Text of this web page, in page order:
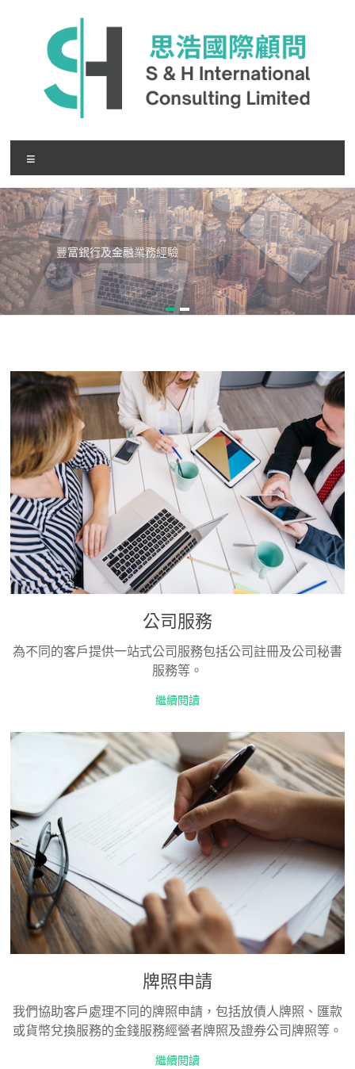
思
浩
國
際
顧
問
公
司
為
客
戶
提
供
公
司
註
申
轉
培
訓
及
人
才
招
聘
等
單
一站式商業服務
公司服務
為不同的客戶提供一站式公司服務包括公司註冊及公司秘書
服務等。
繼續閱讀
牌照申請
我們協助客戶處理不同的牌照申請，包括放債人牌照、匯款
或貨幣兌換服務的金錢服務經營者牌照及證券公司牌照等。
繼續閱讀